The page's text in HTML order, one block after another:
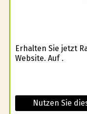
Erhalten Sie jetzt
Website. Auf .
Nutzen Sie